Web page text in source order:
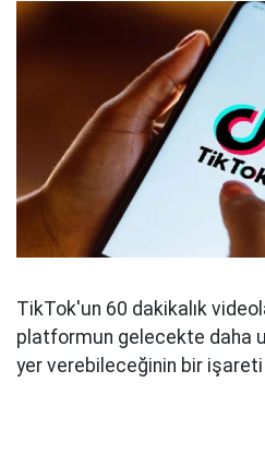
TikTok'un 60 dakikalık
platformun gelecekte daha
yer verebileceğinin bir